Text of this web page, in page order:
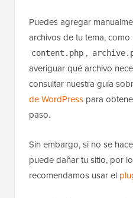
Puedes agregar
archivos de tu tema, como
content.php ,
averiguar qué archivo
consultar nuestra guía
de WordPress para
paso.
Sin embargo, si no se
puede dañar tu sitio, por
recomendamos usar el